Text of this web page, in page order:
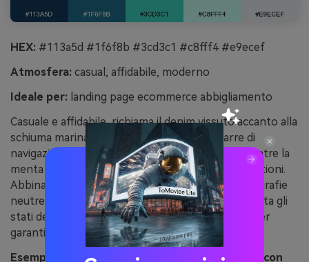
HEX: #113a5d #1f6f8b #3cd3c1 #c8fff4 #e9ecef
Atmosfera: casual, affidabile, moderno
Ideale per: landing page ecommerce abbigliamento
Casuale e affidabile, richiama il denim vissuto accanto alla
schiuma marina. Usa i blu più scuri per le barre di
navigazione e i chip delle categorie prodotto, mentre la
menta aggiunge freschezza ai prezzi e alle promozioni.
Abbina a grigi chiari per i pannelli e mantieni fotografie
neutre così i colori non competono. Consiglio: testa gli
stati dei pulsanti scurendo il teal, non la menta, per
garantire l’accessibilità.
Esempio di immagine seafoam denim generata con